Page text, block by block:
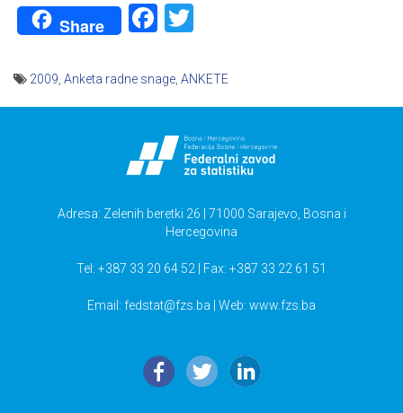
Share Facebook
2009 Anketa radne snage ANKETE
Adresa: Zelenih beretki 26 | 71000 Sarajevo, Bosna i
Hercegovina
Tel: +387 33 20 64 52 | Fax: +387 33 22 61 51
Email: fedstat@fzs.ba | Web: www.fzs.ba